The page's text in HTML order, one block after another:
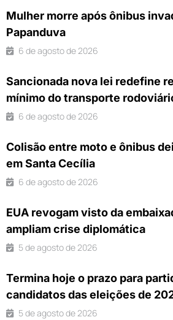
Mulher morre após ônibus
Papanduva
6 de agosto de 2026
Sancionada nova lei redefine
mínimo do transporte
6 de agosto de 2026
Colisão entre moto e ônibus
em Santa Cecília
6 de agosto de 2026
EUA revogam visto da
ampliam crise diplomática
5 de agosto de 2026
Termina hoje o prazo para
candidatos das eleições de
5 de agosto de 2026